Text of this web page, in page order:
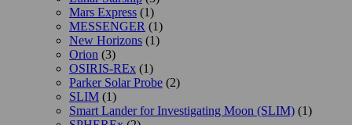
Mars Express (1)
MESSENGER (1)
New Horizons (1)
Orion (3)
OSIRIS-REx (1)
Parker Solar Probe (2)
SLIM (1)
Smart Lander for Investigating Moon (SLIM) (1)